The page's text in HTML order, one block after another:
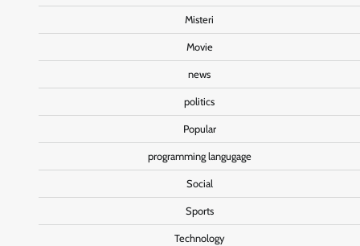
Misteri
Movie
news
politics
Popular
programming langugage
Social
Sports
Technology